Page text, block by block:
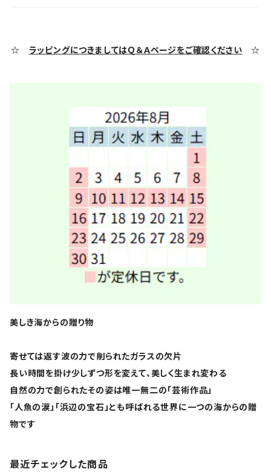
☆ ラッピングにつきましてはＱ＆Ａページをご確認ください ☆
美しき海からの贈り物
寄せては返す波の力で削られたガラスの欠片
長い時間を掛け少しずつ形を変えて、美しく生まれ変わる
自然の力で創られたその姿は唯一無二の「芸術作品」
「人魚の涙」「浜辺の宝石」とも呼ばれる世界に一つの海からの贈
物です
最近チェックした商品